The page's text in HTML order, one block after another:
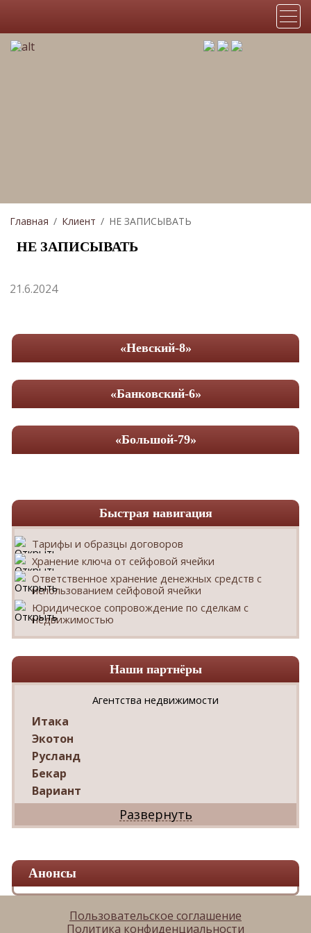
«Невский-8»
«Банковский-6»
«Большой-79»
Главная Клиент НЕ ЗАПИСЫВАТЬ
НЕ ЗАПИСЫВАТЬ
21.6.2024
Быстрая навигация
Тарифы и образцы договоров
Хранение ключа от сейфовой ячейки
Ответственное хранение денежных средств с
использованием сейфовой ячейки
Юридическое сопровождение по сделкам с
недвижимостью
Наши партнёры
Агентства недвижимости
Итака
Экотон
Русланд
Бекар
Вариант
Дриада
Реал
Ваш Дом
Александр
Мир квартир
Панорама
Анонсы
Пользовательское соглашение
Политика конфиденциальности